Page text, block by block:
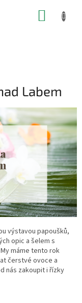
Labem
výstavou papoušků,
opic a šelem s
máme tento rok
čerstvé ovoce a
nás zakoupit i řízky